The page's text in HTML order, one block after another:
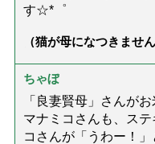
す☆*゜
（猫が母になつきませ
ちゃぼ
「良妻賢母」さんが
マナミコさんも、ス
コさんが「うわー！」